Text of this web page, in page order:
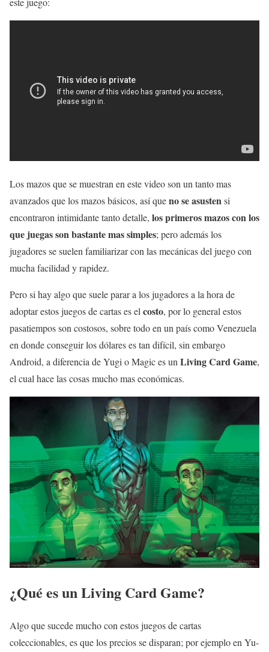
Los mazos que se muestran en este video son un tanto mas
avanzados que los mazos básicos, así queno se asustensi
encontraron intimidante tanto detalle, los primeros mazos con los
que juegas son bastante mas simples; pero además los
jugadores se suelen familiarizar con las mecánicas del juego con
mucha facilidad y rapidez.
Pero si hay algo que suele parar a los jugadores a la hora de
adoptar estos juegos de cartas es el costo, por lo general estos
pasatiempos son costosos, sobre todo en un país como Venezuela
en donde conseguir los dólares es tan difícil, sin embargo
Android, a diferencia de Yugi o Magic es un Living Card Game,
el cual hace las cosas mucho mas económicas.
¿Qué es un Living Card Game?
Algo que sucede mucho con estos juegos de cartas
coleccionables, es que los precios se disparan; por ejemplo en Yu-